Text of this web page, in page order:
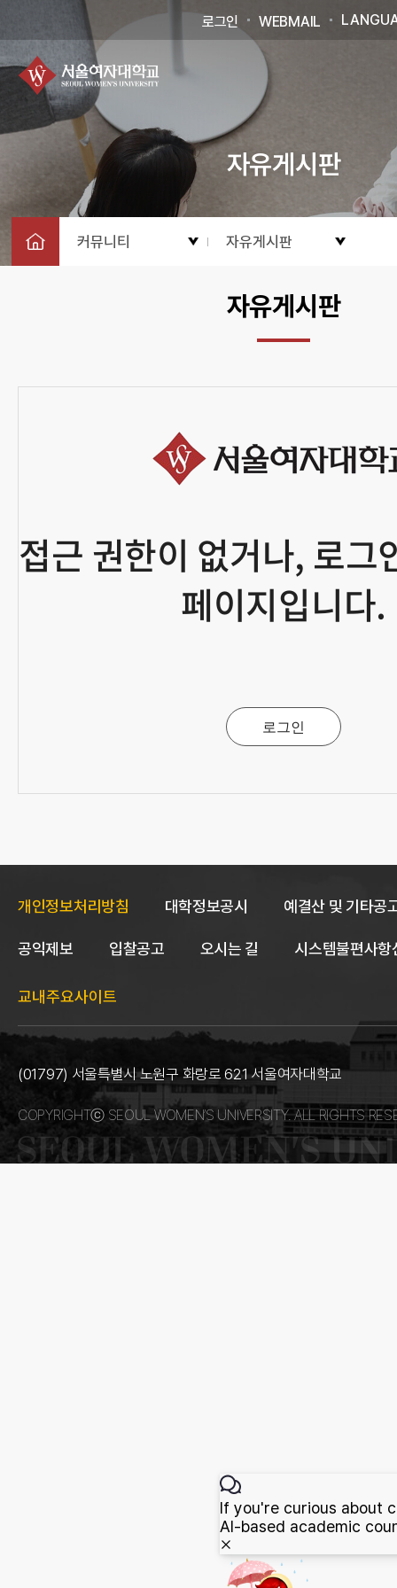
자유게시판
로그인 WEBMAIL
커뮤니티 자유게시판
자유게시판
접근 권한이 없거나, 로그
페이지입니다.
개인정보처리방침 대학정보공시 예결산 및 기타공
공익제보 입찰공고 오시는 길 시스템불편사항
교내주요사이트
(01797) 서울특별시 노원구 화랑로 621 서울여자대학교
COPYRIGHTⓒ SEOUL WOMEN’S UNIVERSITY. ALL RIGHTS